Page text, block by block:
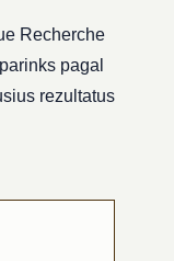
Recherche
pagal
rezultatus